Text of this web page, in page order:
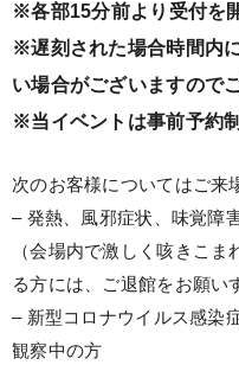
※各部15分前より受付を
※遅刻された場合時間内
い場合がございますので
※当イベントは事前予約
次のお客様についてはご来
– 発熱、風邪症状、味覚障
（会場内で激しく咳きこ
る方には、ご退館をお願い
– 新型コロナウイルス感染
観察中の方